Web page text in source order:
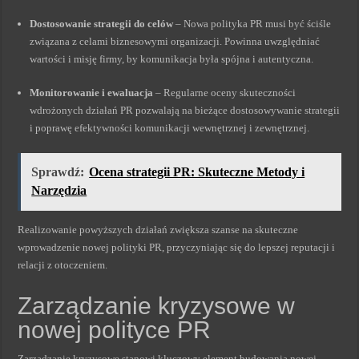
Dostosowanie strategii do celów – Nowa polityka PR musi być ściśle
związana z celami biznesowymi organizacji. Powinna uwzględniać
wartości i misję firmy, by komunikacja była spójna i autentyczna.
Monitorowanie i ewaluacja – Regularne oceny skuteczności
wdrożonych działań PR pozwalają na bieżące dostosowywanie strategii
i poprawę efektywności komunikacji wewnętrznej i zewnętrznej.
Sprawdź: Ocena strategii PR: Skuteczne Metody i
Narzędzia
Realizowanie powyższych działań zwiększa szanse na skuteczne
wprowadzenie nowej polityki PR, przyczyniając się do lepszej reputacji i
relacji z otoczeniem.
Zarządzanie kryzysowe w
nowej polityce PR